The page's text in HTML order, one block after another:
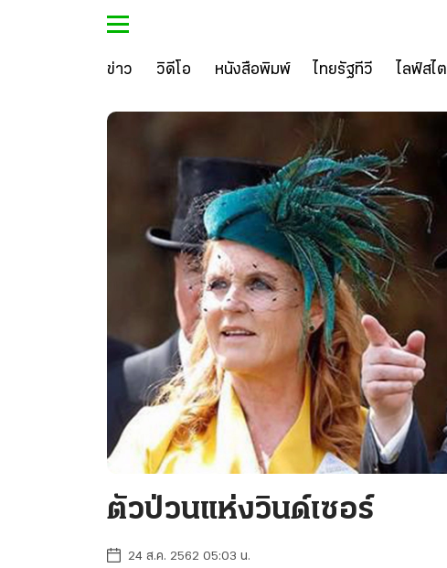
ข่าว วิดีโอ หนังสือพิมพ์ ไทยรัฐทีวี ไลฟ์สไ
ตัวป่วนแห่งวินด์เซอร์
24 ส.ค. 2562 05:03 น.